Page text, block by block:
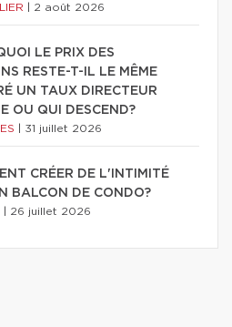
2 août 2026
LE PRIX DES
RESTE-T-IL LE MÊME
UN TAUX DIRECTEUR
OU QUI DESCEND?
31 juillet 2026
CRÉER DE L'INTIMITÉ
BALCON DE CONDO?
26 juillet 2026